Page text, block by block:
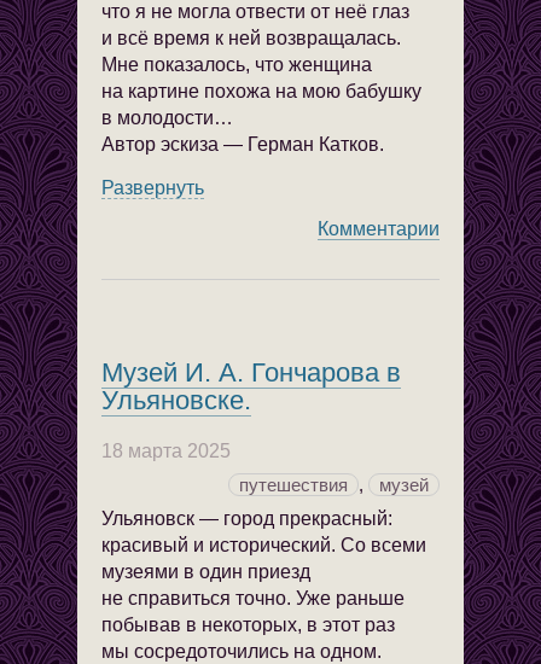
что я не могла отвести от неё глаз
и всё время к ней возвращалась.
Мне показалось, что женщина
на картине похожа на мою бабушку
в молодости…
Автор эскиза — Герман Катков.
Развернуть
Комментарии
Музей И. А. Гончарова в
Ульяновске.
18 марта 2025
путешествия
,
музей
Ульяновск — город прекрасный:
красивый и исторический. Со всеми
музеями в один приезд
не справиться точно. Уже раньше
побывав в некоторых, в этот раз
мы сосредоточились на одном.